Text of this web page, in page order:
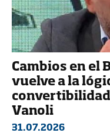
Cambios en el
vuelve a la
Vanoli
31.07.2026